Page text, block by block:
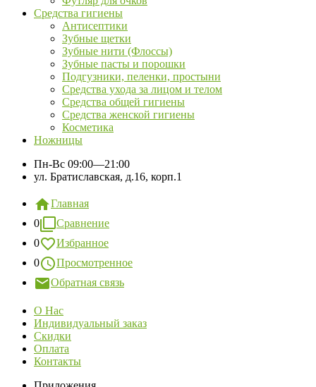
Средства гигиены
Антисептики
Зубные щетки
Зубные нити (Флоссы)
Зубные пасты и порошки
Подгузники, пеленки, простыни
Средства ухода за лицом и телом
Средства общей гигиены
Средства женской гигиены
Косметика
Ножницы
Пн-Вс 09:00—21:00
ул. Братиславская, д.16, корп.1
Главная
0
Сравнение
0
Избранное
0
Просмотренное
Обратная связь
О Нас
Индивидуальный заказ
Скидки
Оплата
Контакты